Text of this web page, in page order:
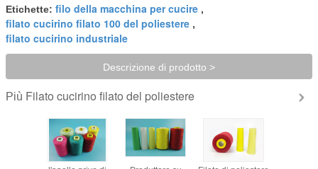
Etichette: filo della macchina per cucire ,
filato cucirino filato 100 del poliestere ,
filato cucirino industriale
Descrizione di prodotto >
Più Filato cucirino filato del poliestere